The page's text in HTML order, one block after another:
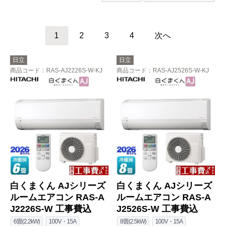
1 2 3 4 次へ
日立
商品コード ：RAS-AJ2226S-W-KJ
白くまくん AJシリーズ
ルームエアコン RAS-A
J2226S-W 工事費込
6畳(2.2kW) 100V・15A
日立
商品コード ：RAS-AJ2526S-W-KJ
白くまくん AJシリーズ
ルームエアコン RAS-A
J2526S-W 工事費込
8畳(2.5kW) 100V・15A